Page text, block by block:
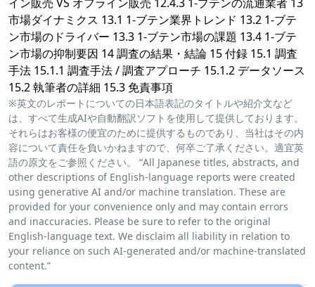
市場ダイナミクス 13.1 1-ブテン業界トレンド 13.2 1-ブテ
ン市場のドライバー 13.3 1-ブテン市場の課題 13.4 1-ブテ
ン市場の抑制要因 14 調査の結果・結論 15 付録 15.1 調査
手法 15.1.1 調査手法 / 調査アプローチ 15.1.2 データソース
15.2 執筆者の詳細 15.3 免責事項
※英文のレポートについての日本語表記のタイトルや紹介文など
は、すべて生成AIや自動翻訳ソフトを使用して提供しております。
それらはお客様の便宜のために提供するものであり、当社はその内
容について責任を負いかねますので、何卒ご了承ください。適宜英
語の原文をご参照ください。 “All Japanese titles, abstracts, and
other descriptions of English-language reports were created
using generative AI and/or machine translation. These are
provided for your convenience only and may contain errors
and inaccuracies. Please be sure to refer to the original
English-language text. We disclaim all liability in relation to
your reliance on such AI-generated and/or machine-translated
content.”